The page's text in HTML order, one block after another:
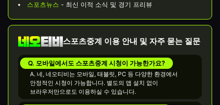
스포츠뉴스 - 최신 이적 소식 및 경기 프리뷰
스포츠중계 이용 안내 및 자주 묻는 질문
Q. 모바일에서도 스포츠중계 시청이 가능한가요?
A. 네, 네오티비는 모바일, 태블릿, PC 등 다양한 환경에서
안정적인 시청이 가능합니다. 별도의 앱 설치 없이
브라우저만으로도 이용하실 수 있습니다.